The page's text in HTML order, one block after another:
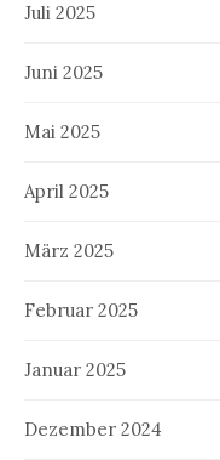
Juli 2025
Juni 2025
Mai 2025
April 2025
März 2025
Februar 2025
Januar 2025
Dezember 2024